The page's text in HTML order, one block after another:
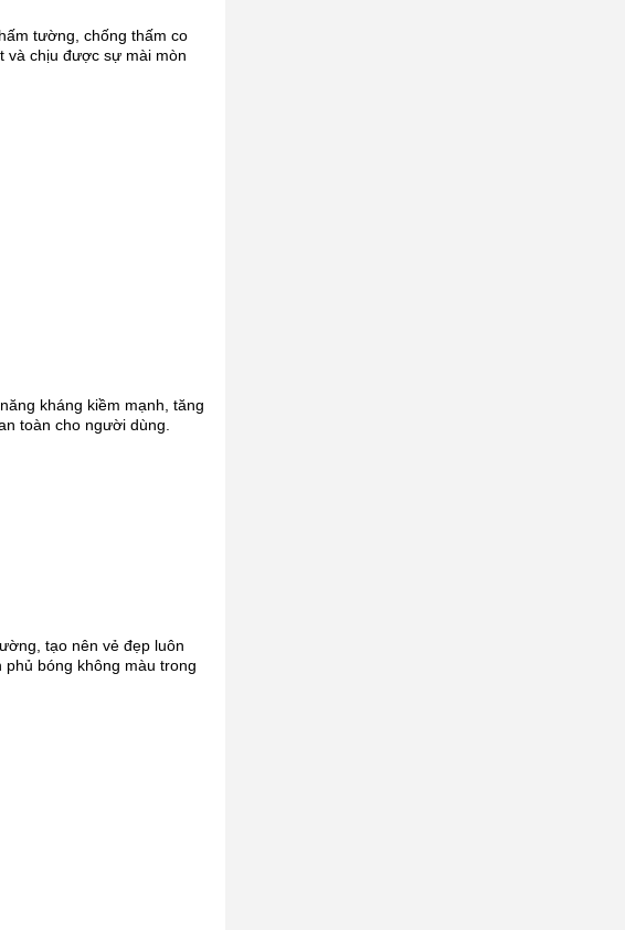
tường, chống thấm co
và chịu được sự mài mòn
kháng kiềm mạnh, tăng
toàn cho người dùng.
tạo nên vẻ đẹp luôn
bóng không màu trong